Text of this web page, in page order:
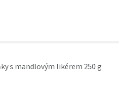
s mandlovým likérem 250 g